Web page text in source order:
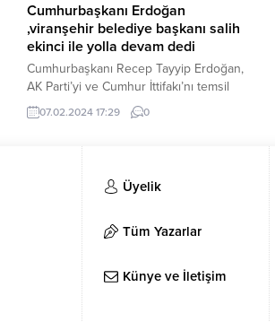
madde satışı yapan “Torbacı’’ diye tabir
edilen...
Cumhurbaşkanı Erdoğan
,viranşehir belediye başkanı salih
ekinci ile yolla devam dedi
Cumhurbaşkanı Recep Tayyip Erdoğan,
AK Parti’yi ve Cumhur İttifakı’nı temsil
edecek Şanlıurfa ilçe belediye başkan
adaylarını açıkladı. Şanlıurfa 11 Nisan
Recep Tayyip Erdoğan’ın katılımı ile AK
Parti Şanlıurfa İlçe Belediye Başkan
adayları tanıtıldı. Cumhurbaşkanı
Erdoğan, aday tanıtım toplantısında
adayları tek tek sahneye davet ederek,
Şanlıurfa’ya tanıttı....
07.02.2024 17:29 0
Üyelik
Tüm Yazarlar
Künye ve İletişim